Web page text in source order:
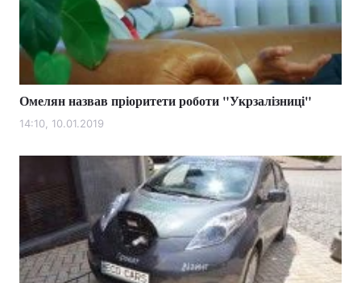
Омелян назвав пріоритети роботи "Укрзалізниці"
14:10, 10.01.2019